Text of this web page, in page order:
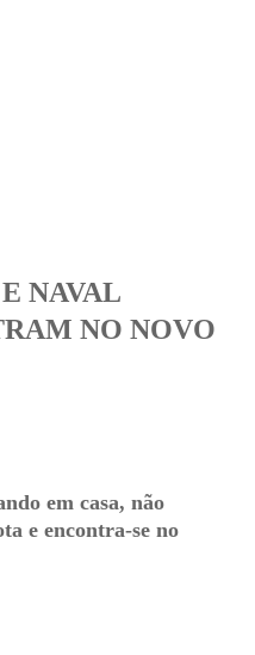
NAVAL
NO NOVO
em casa, não
e encontra-se no